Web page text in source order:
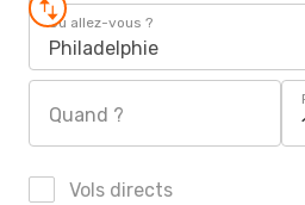
Où allez-vous ?
Philadelphie
Quand ?
Vols directs